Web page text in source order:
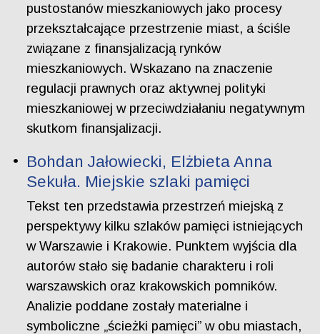
pustostanów mieszkaniowych jako procesy
przekształcające przestrzenie miast, a ściśle
związane z finansjalizacją rynków
mieszkaniowych. Wskazano na znaczenie
regulacji prawnych oraz aktywnej polityki
mieszkaniowej w przeciwdziałaniu negatywnym
skutkom finansjalizacji.
Bohdan Jałowiecki, Elżbieta Anna
Sekuła. Miejskie szlaki pamięci
Tekst ten przedstawia przestrzeń miejską z
perspektywy kilku szlaków pamięci istniejących
w Warszawie i Krakowie. Punktem wyjścia dla
autorów stało się badanie charakteru i roli
warszawskich oraz krakowskich pomników.
Analizie poddane zostały materialne i
symboliczne „ścieżki pamięci” w obu miastach,